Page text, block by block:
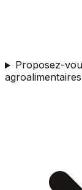
Proposez-